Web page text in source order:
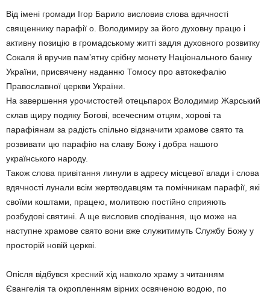
Від імені громади Ігор Барило висловив слова вдячності
священнику парафії о. Володимиру за його духовну працю і
активну позицію в громадському житті задля духовного розвитку
Сокаля й вручив пам’ятну срібну монету Національного банку
України, присвячену наданню Томосу про автокефалію
Православної церкви України.
На завершення урочистостей отецьпарох Володимир Жарський
склав щиру подяку Богові, всечесним отцям, хорові та
парафіянам за радість спільно відзначити храмове свято та
розвивати цю парафію на славу Божу і добра нашого
українського народу.
Також слова привітання линули в адресу місцевої влади і слова
вдячності лунали всім жертводавцям та помічникам парафії, які
своїми коштами, працею, молитвою постійно сприяють
розбудові святині. А ще висловив сподівання, що може на
наступне храмове свято вони вже служитимуть Службу Божу у
просторій новій церкві.
Опісля відбувся хресний хід навколо храму з читанням
Євангелія та окропленням вірних освяченою водою, по